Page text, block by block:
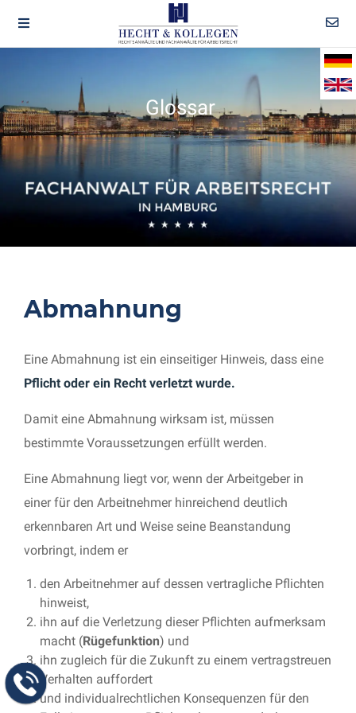
Glossar
Abmahnung
Eine Abmahnung ist ein einseitiger Hinweis, dass eine
Pflicht oder ein Recht verletzt wurde.
Damit eine Abmahnung wirksam ist, müssen
bestimmte Voraussetzungen erfüllt werden.
Eine Abmahnung liegt vor, wenn der Arbeitgeber in
einer für den Arbeitnehmer hinreichend deutlich
erkennbaren Art und Weise seine Beanstandung
vorbringt, indem er
den Arbeitnehmer auf dessen vertragliche Pflichten
hinweist,
ihn auf die Verletzung dieser Pflichten aufmerksam
macht (Rügefunktion) und
ihn zugleich für die Zukunft zu einem vertragstreuen
Verhalten auffordert
und individualrechtlichen Konsequenzen für den